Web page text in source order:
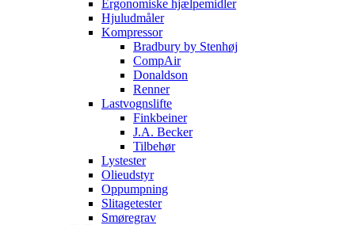
Ergonomiske hjælpemidler
Hjuludmåler
Kompressor
Bradbury by Stenhøj
CompAir
Donaldson
Renner
Lastvognslifte
Finkbeiner
J.A. Becker
Tilbehør
Lystester
Olieudstyr
Oppumpning
Slitagetester
Smøregrav